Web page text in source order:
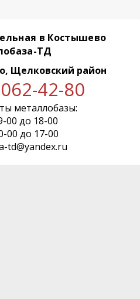
в Костышево
ТД
Щелковский район
42-80
металлобазы:
00 до 18-00
00 до 17-00
td@yandex.ru